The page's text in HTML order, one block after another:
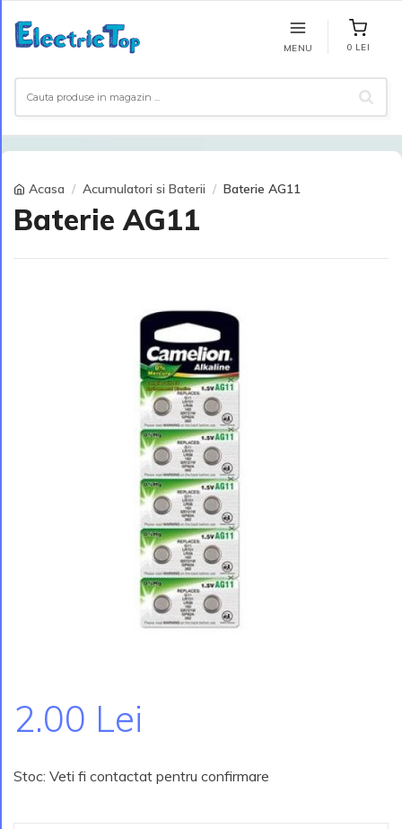
MENU 0 LEI
Acasa Acumulatori si Baterii Baterie AG11
Baterie AG11
2.00 Lei
Stoc: Veti fi contactat pentru confirmare